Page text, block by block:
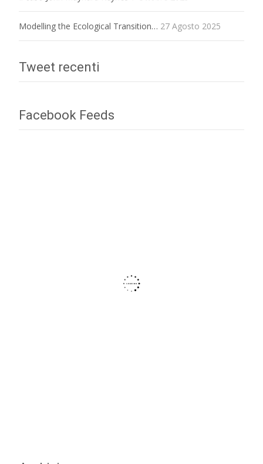
Modelling the Ecological Transition… 27 Agosto 2025
Tweet recenti
Facebook Feeds